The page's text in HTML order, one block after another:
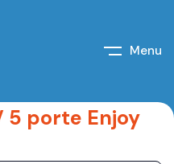
Menu
5 porte Enjoy